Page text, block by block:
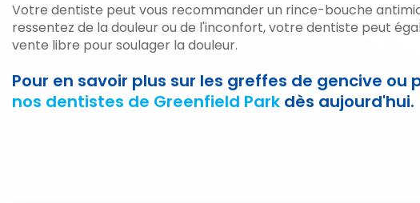
Votre dentiste peut vous recommander un rince-bouche
ressentez de la douleur ou de l'inconfort, votre dentiste peut
vente libre pour soulager la douleur.
Pour en savoir plus sur les greffes de gencive
nos dentistes de Greenfield Park dès aujourd'hui.